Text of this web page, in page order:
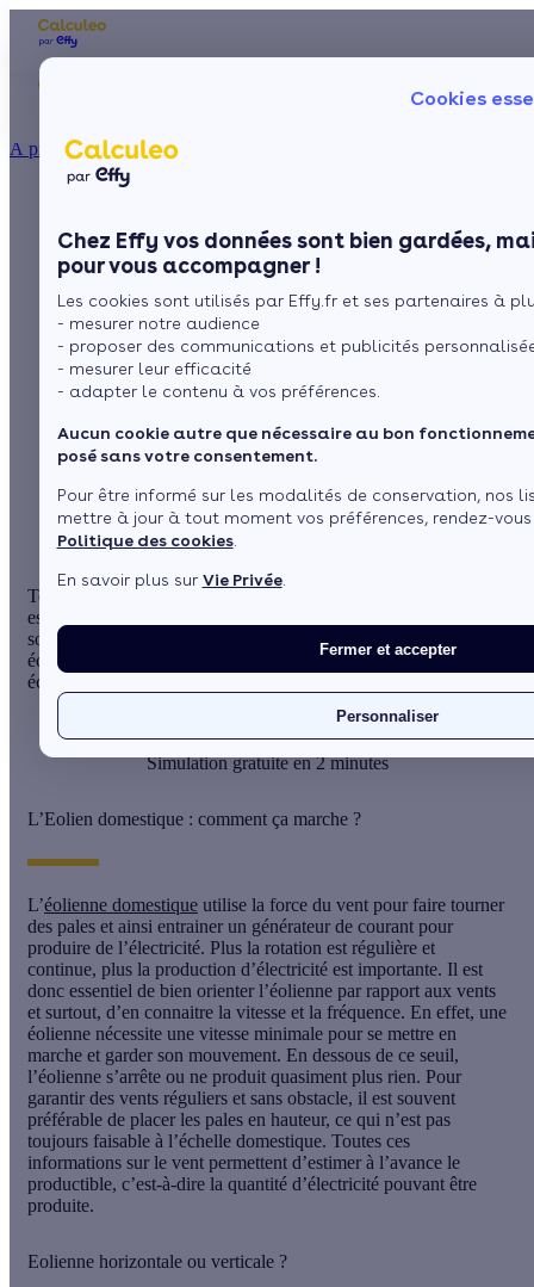
Cookies
Chez Effy vos données sont bien gardées,
pour vous accompagner !
Les cookies sont utilisés par Effy.fr et ses partenaires à
- mesurer notre audience
- proposer des communications et publicités
- mesurer leur efficacité
- adapter le contenu à vos préférences.
Aucun cookie autre que nécessaire au bon
posé sans votre consentement.
Pour être informé sur les modalités de conservation, nos
mettre à jour à tout moment vos préférences, rendez-
Politique des cookies.
En savoir plus sur Vie Privée.
Fermer et accepter
Personnaliser
À propos
Ma Prime Rénov'
Le chèque énergie
La TVA réduite
L'éco-prêt à taux zéro
Trouver mes aides
Nos conseils
Sol
Fenêtres
L’essentiel sur
l’éolien domestique
parL’équipe de rédaction 3 min de lecture
Sommaire
Eolienne horizontale ou verticale ?
Voir plus
Tout comme le solaire photovoltaïque, l’éolienne domestique
est une manière de produire sa propre électricité à partir d’une
source d’énergie renouvelable. L’installation d’un système
éolien domestique permet de recevoir certaines aides
écologiques qui permettent de réduire son prix d’acquisition.
Je calcule mes aides
Simulation gratuite en 2 minutes
L’Eolien domestique : comment ça marche ?
L’éolienne domestique utilise la force du vent pour faire tourner
des pales et ainsi entrainer un générateur de courant pour
produire de l’électricité. Plus la rotation est régulière et
continue, plus la production d’électricité est importante. Il est
donc essentiel de bien orienter l’éolienne par rapport aux vents
et surtout, d’en connaitre la vitesse et la fréquence. En effet, une
éolienne nécessite une vitesse minimale pour se mettre en
marche et garder son mouvement. En dessous de ce seuil,
l’éolienne s’arrête ou ne produit quasiment plus rien. Pour
garantir des vents réguliers et sans obstacle, il est souvent
préférable de placer les pales en hauteur, ce qui n’est pas
toujours faisable à l’échelle domestique. Toutes ces
informations sur le vent permettent d’estimer à l’avance le
productible, c’est-à-dire la quantité d’électricité pouvant être
produite.
Eolienne horizontale ou verticale ?